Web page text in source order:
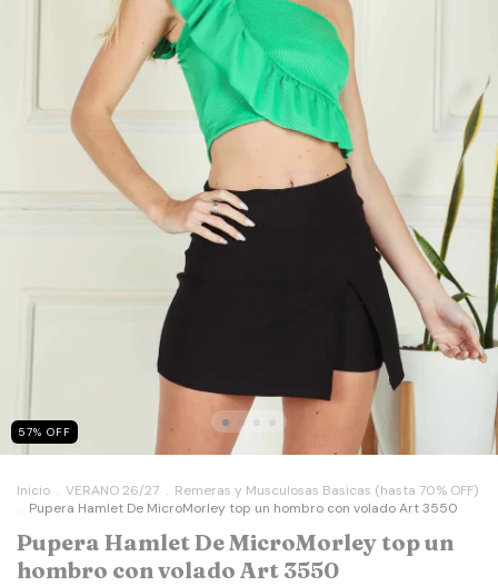
57% OFF
Inicio . VERANO 26/27 . Remeras y Musculosas Basicas (hasta 70% OFF)
. Pupera Hamlet De MicroMorley top un hombro con volado Art 3550
Pupera Hamlet De MicroMorley top un
hombro con volado Art 3550